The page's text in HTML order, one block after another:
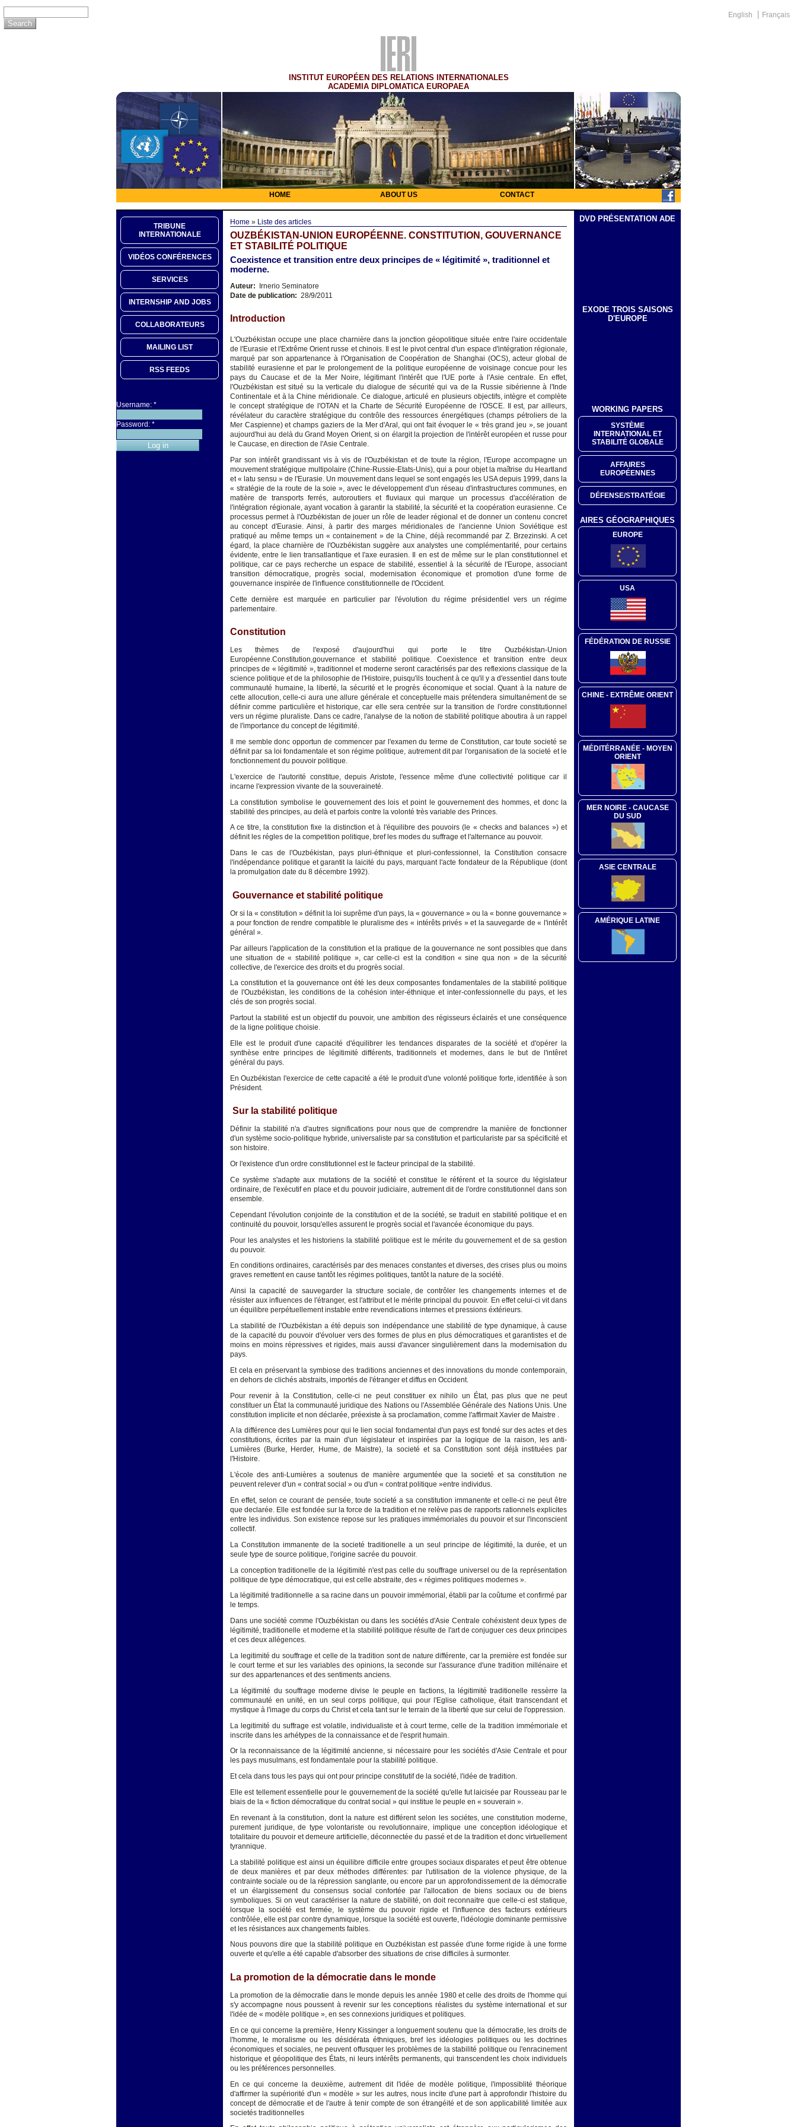
English Français
INSTITUT EUROPÉEN DES RELATIONS INTERNATIONALES
ACADEMIA DIPLOMATICA EUROPAEA
HOME ABOUT US CONTACT
TRIBUNE
INTERNATIONALE
VIDÉOS CONFÉRENCES
SERVICES
INTERNSHIP AND JOBS
COLLABORATEURS
MAILING LIST
RSS FEEDS
Username: *
Password: *
Home » Liste des articles
OUZBÉKISTAN-UNION EUROPÉENNE. CONSTITUTION, GOUVERNANCE
ET STABILITÉ POLITIQUE
Coexistence et transition entre deux principes de « légitimité », traditionnel et
moderne.
Auteur: Irnerio Seminatore
Date de publication: 28/9/2011
Introduction
L'Ouzbékistan occupe une place charnière dans la jonction géopolitique située entre l'aire occidentale
de l'Eurasie et l'Extrême Orient russe et chinois. Il est le pivot central d'un espace d'intégration régionale,
marqué par son appartenance à l'Organisation de Coopération de Shanghai (OCS), acteur global de
stabilité eurasienne et par le prolongement de la politique européenne de voisinage concue pour les
pays du Caucase et de la Mer Noire, légitimant l'intérêt que l'UE porte à l'Asie centrale. En effet,
l'Ouzbékistan est situé su la verticale du dialogue de sécurité qui va de la Russie sibérienne à l'Inde
Continentale et à la Chine méridionale. Ce dialogue, articulé en plusieurs objectifs, intègre et complète
le concept stratégique de l'OTAN et la Charte de Sécurité Européenne de l'OSCE. Il est, par ailleurs,
révélateur du caractère stratégique du contrôle des ressources énergétiques (champs pétroliers de la
Mer Caspienne) et champs gaziers de la Mer d'Aral, qui ont fait évoquer le « très grand jeu », se jouant
aujourd'hui au delà du Grand Moyen Orient, si on élargit la projection de l'intérêt européen et russe pour
le Caucase, en direction de l'Asie Centrale.
Par son intérêt grandissant vis à vis de l'Ouzbékistan et de toute la région, l'Europe accompagne un
mouvement stratégique multipolaire (Chine-Russie-Etats-Unis), qui a pour objet la maîtrise du Heartland
et « latu sensu » de l'Eurasie. Un mouvement dans lequel se sont engagés les USA depuis 1999, dans la
« stratégie de la route de la soie », avec le développement d'un réseau d'infrastructures communes, en
matière de transports ferrés, autoroutiers et fluviaux qui marque un processus d'accélération de
l'intégration régionale, ayant vocation à garantir la stabilité, la sécurité et la coopération eurasienne. Ce
processus permet à l'Ouzbékistan de jouer un rôle de leader régional et de donner un contenu concret
au concept d'Eurasie. Ainsi, à partir des marges méridionales de l'ancienne Union Soviétique est
pratiqué au même temps un « containement » de la Chine, déjà recommandé par Z. Brzezinski. A cet
égard, la place charnière de l'Ouzbékistan suggère aux analystes une complémentarité, pour certains
évidente, entre le lien transatlantique et l'axe eurasien. Il en est de même sur le plan constitutionnel et
politique, car ce pays recherche un espace de stabilité, essentiel à la sécurité de l'Europe, associant
transition démocratique, progrès social, modernisation économique et promotion d'une forme de
gouvernance inspirée de l'influence constitutionnelle de l'Occident.
Cette dernière est marquée en particulier par l'évolution du régime présidentiel vers un régime
parlementaire.
Constitution
Les thèmes de l'exposé d'aujourd'hui qui porte le titre Ouzbékistan-Union
Européenne.Constitution,gouvernance et stabilité politique. Coexistence et transition entre deux
principes de « légitimité », traditionnel et moderne seront caractérisés par des reflexions classique de la
science politique et de la philosophie de l'Histoire, puisqu'ils touchent à ce qu'il y a d'essentiel dans toute
communauté humaine, la liberté, la sécurité et le progrès économique et social. Quant à la nature de
cette allocution, celle-ci aura une allure générale et conceptuelle mais prétendera simultanément de se
définir comme particulière et historique, car elle sera centrée sur la transition de l'ordre constitutionnel
vers un régime pluraliste. Dans ce cadre, l'analyse de la notion de stabilité politique aboutira à un rappel
de l'importance du concept de légitimité.
Il me semble donc opportun de commencer par l'examen du terme de Constitution, car toute societé se
définit par sa loi fondamentale et son régime politique, autrement dit par l'organisation de la societé et le
fonctionnement du pouvoir politique.
L'exercice de l'autorité constitue, depuis Aristote, l'essence même d'une collectivité politique car il
incarne l'expression vivante de la souveraineté.
La constitution symbolise le gouvernement des lois et point le gouvernement des hommes, et donc la
stabilité des principes, au delà et parfois contre la volonté très variable des Princes.
A ce titre, la constitution fixe la distinction et à l'équilibre des pouvoirs (le « checks and balances ») et
définit les régles de la competition politique, bref les modes du suffrage et l'alternance au pouvoir.
Dans le cas de l'Ouzbékistan, pays pluri-éthnique et pluri-confessionnel, la Constitution consacre
l'indépendance politique et garantit la laicité du pays, marquant l'acte fondateur de la République (dont
la promulgation date du 8 décembre 1992).
Gouvernance et stabilité politique
Or si la « constitution » définit la loi suprême d'un pays, la « gouvernance » ou la « bonne gouvernance »
a pour fonction de rendre compatible le pluralisme des « intérêts privés » et la sauvegarde de « l'intérêt
général ».
Par ailleurs l'application de la constitution et la pratique de la gouvernance ne sont possibles que dans
une situation de « stabilité politique », car celle-ci est la condition « sine qua non » de la sécurité
collective, de l'exercice des droits et du progrès social.
La constitution et la gouvernance ont été les deux composantes fondamentales de la stabilité politique
de l'Ouzbékistan, les conditions de la cohésion inter-éthnique et inter-confessionnelle du pays, et les
clés de son progrès social.
Partout la stabilité est un objectif du pouvoir, une ambition des régisseurs éclairés et une conséquence
de la ligne politique choisie.
Elle est le produit d'une capacité d'équilibrer les tendances disparates de la société et d'opérer la
synthèse entre principes de légitimité différents, traditionnels et modernes, dans le but de l'intêret
général du pays.
En Ouzbékistan l'exercice de cette capacité a été le produit d'une volonté politique forte, identifiée à son
Président.
Sur la stabilité politique
Définir la stabilité n'a d'autres significations pour nous que de comprendre la manière de fonctionner
d'un système socio-politique hybride, universaliste par sa constitution et particulariste par sa spécificité et
son histoire.
Or l'existence d'un ordre constitutionnel est le facteur principal de la stabilité.
Ce système s'adapte aux mutations de la société et constitue le référent et la source du législateur
ordinaire, de l'exécutif en place et du pouvoir judiciaire, autrement dit de l'ordre constitutionnel dans son
ensemble.
Cependant l'évolution conjointe de la constitution et de la société, se traduit en stabilité politique et en
continuité du pouvoir, lorsqu'elles assurent le progrès social et l'avancée économique du pays.
Pour les analystes et les historiens la stabilité politique est le mérite du gouvernement et de sa gestion
du pouvoir.
En conditions ordinaires, caractérisés par des menaces constantes et diverses, des crises plus ou moins
graves remettent en cause tantôt les régimes politiques, tantôt la nature de la société.
Ainsi la capacité de sauvegarder la structure sociale, de contrôler les changements internes et de
résister aux influences de l'étranger, est l'attribut et le mérite principal du pouvoir. En effet celui-ci vit dans
un équilibre perpétuellement instable entre revendications internes et pressions éxtérieurs.
La stabilité de l'Ouzbékistan a été depuis son indépendance une stabilité de type dynamique, à cause
de la capacité du pouvoir d'évoluer vers des formes de plus en plus démocratiques et garantistes et de
moins en moins répressives et rigides, mais aussi d'avancer singulièrement dans la modernisation du
pays.
Et cela en préservant la symbiose des traditions anciennes et des innovations du monde contemporain,
en dehors de clichés abstraits, importés de l'étranger et diffus en Occident.
Pour revenir à la Constitution, celle-ci ne peut constituer ex nihilo un État, pas plus que ne peut
constituer un État la communauté juridique des Nations ou l'Assemblée Générale des Nations Unis. Une
constitution implicite et non déclarée, préexiste à sa proclamation, comme l'affirmait Xavier de Maistre .
A la différence des Lumières pour qui le lien social fondamental d'un pays est fondé sur des actes et des
constitutions, écrites par la main d'un législateur et inspirées par la logique de la raison, les anti-
Lumières (Burke, Herder, Hume, de Maistre), la societé et sa Constitution sont déjà instituées par
l'Histoire.
L'école des anti-Lumières a soutenus de manière argumentée que la societé et sa constitution ne
peuvent relever d'un « contrat social » ou d'un « contrat politique »entre individus.
En effet, selon ce courant de pensée, toute societé a sa constitution immanente et celle-ci ne peut être
que declarée. Elle est fondée sur la force de la tradition et ne relève pas de rapports rationnels explicites
entre les individus. Son existence repose sur les pratiques immémoriales du pouvoir et sur l'inconscient
collectif.
La Constitution immanente de la societé traditionelle a un seul principe de légitimité, la durée, et un
seule type de source politique, l'origine sacrée du pouvoir.
La conception traditionelle de la légitimité n'est pas celle du souffrage universel ou de la représentation
politique de type démocratique, qui est celle abstraite, des « régimes politiques modernes ».
La légitimité traditionnelle a sa racine dans un pouvoir immémorial, établi par la coûtume et confirmé par
le temps.
Dans une société comme l'Ouzbékistan ou dans les sociétés d'Asie Centrale cohéxistent deux types de
légitimité, traditionelle et moderne et la stabilité politique résulte de l'art de conjuguer ces deux principes
et ces deux allégences.
La legitimité du souffrage et celle de la tradition sont de nature différente, car la première est fondée sur
le court terme et sur les variables des opinions, la seconde sur l'assurance d'une tradition millénaire et
sur des appartenances et des sentiments anciens.
La légitimité du souffrage moderne divise le peuple en factions, la légitimité traditionelle ressèrre la
communauté en unité, en un seul corps politique, qui pour l'Eglise catholique, était transcendant et
mystique à l'image du corps du Christ et cela tant sur le terrain de la liberté que sur celui de l'oppression.
La legitimité du suffrage est volatile, individualiste et à court terme, celle de la tradition immémoriale et
inscrite dans les arhétypes de la connaissance et de l'esprit humain.
Or la reconnaissance de la légitimité ancienne, si nécessaire pour les sociétés d'Asie Centrale et pour
les pays musulmans, est fondamentale pour la stabilité politique.
Et cela dans tous les pays qui ont pour principe constitutif de la société, l'idée de tradition.
Elle est tellement essentielle pour le gouvernement de la société qu'elle fut laicisée par Rousseau par le
biais de la « fiction démocratique du contrat social » qui institue le peuple en « souverain ».
En revenant à la constitution, dont la nature est différent selon les sociétes, une constitution moderne,
purement juridique, de type volontariste ou revolutionnaire, implique une conception idéologique et
totalitaire du pouvoir et demeure artificielle, déconnectée du passé et de la tradition et donc virtuellement
tyrannique.
La stabilité politique est ainsi un équilibre difficile entre groupes sociaux disparates et peut être obtenue
de deux manières et par deux méthodes différentes: par l'utilisation de la violence physique, de la
contrainte sociale ou de la répression sanglante, ou encore par un approfondissement de la démocratie
et un élargissement du consensus social confortée par l'allocation de biens sociaux ou de biens
symboliques. Si on veut caractériser la nature de stabilité, on doit reconnaitre que celle-ci est statique,
lorsque la société est fermée, le système du pouvoir rigide et l'influence des facteurs extérieurs
contrôlée, elle est par contre dynamique, lorsque la société est ouverte, l'idéologie dominante permissive
et les résistances aux changements faibles.
Nous pouvons dire que la stabilité politique en Ouzbékistan est passée d'une forme rigide à une forme
ouverte et qu'elle a été capable d'absorber des situations de crise difficiles à surmonter.
La promotion de la démocratie dans le monde
La promotion de la démocratie dans le monde depuis les année 1980 et celle des droits de l'homme qui
s'y accompagne nous poussent à revenir sur les conceptions réalistes du système international et sur
l'idée de « modèle politique », en ses connexions juridiques et politiques.
En ce qui concerne la première, Henry Kissinger a longuement soutenu que la démocratie, les droits de
l'homme, le moralisme ou les désidérata éthniques, bref les idéologies politiques ou les doctrines
économiques et sociales, ne peuvent offusquer les problèmes de la stabilité politique ou l'enracinement
historique et géopolitique des États, ni leurs intérêts permanents, qui transcendent les choix individuels
ou les préférences personnelles.
En ce qui concerne la deuxième, autrement dit l'idée de modèle politique, l'impossiblité théorique
d'affirmer la supériorité d'un « modèle » sur les autres, nous incite d'une part à approfondir l'histoire du
concept de démocratie et de l'autre à tenir compte de son étrangéité et de son applicabilité limitée aux
societés traditionnelles
DVD PRÉSENTATION ADE
EXODE TROIS SAISONS
D'EUROPE
WORKING PAPERS
SYSTÈME
INTERNATIONAL ET
STABILITÉ GLOBALE
AFFAIRES
EUROPÉENNES
DÉFENSE/STRATÉGIE
AIRES GÉOGRAPHIQUES
EUROPE
USA
FÉDÉRATION DE RUSSIE
CHINE - EXTRÊME ORIENT
MÉDITÉRRANÉE - MOYEN
ORIENT
MER NOIRE - CAUCASE
DU SUD
ASIE CENTRALE
AMÉRIQUE LATINE